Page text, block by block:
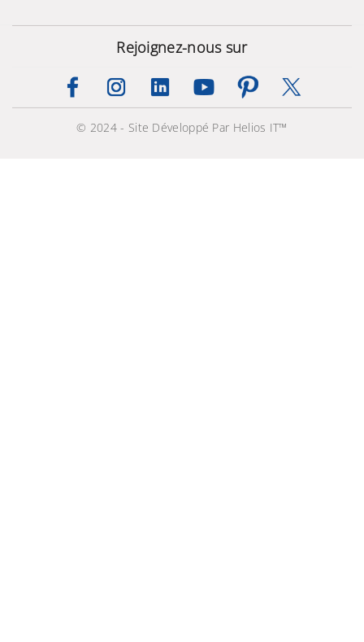
Side by Side RF48 466 L
Rejoignez-nous sur
© 2024 - Site Développé Par Helios IT™